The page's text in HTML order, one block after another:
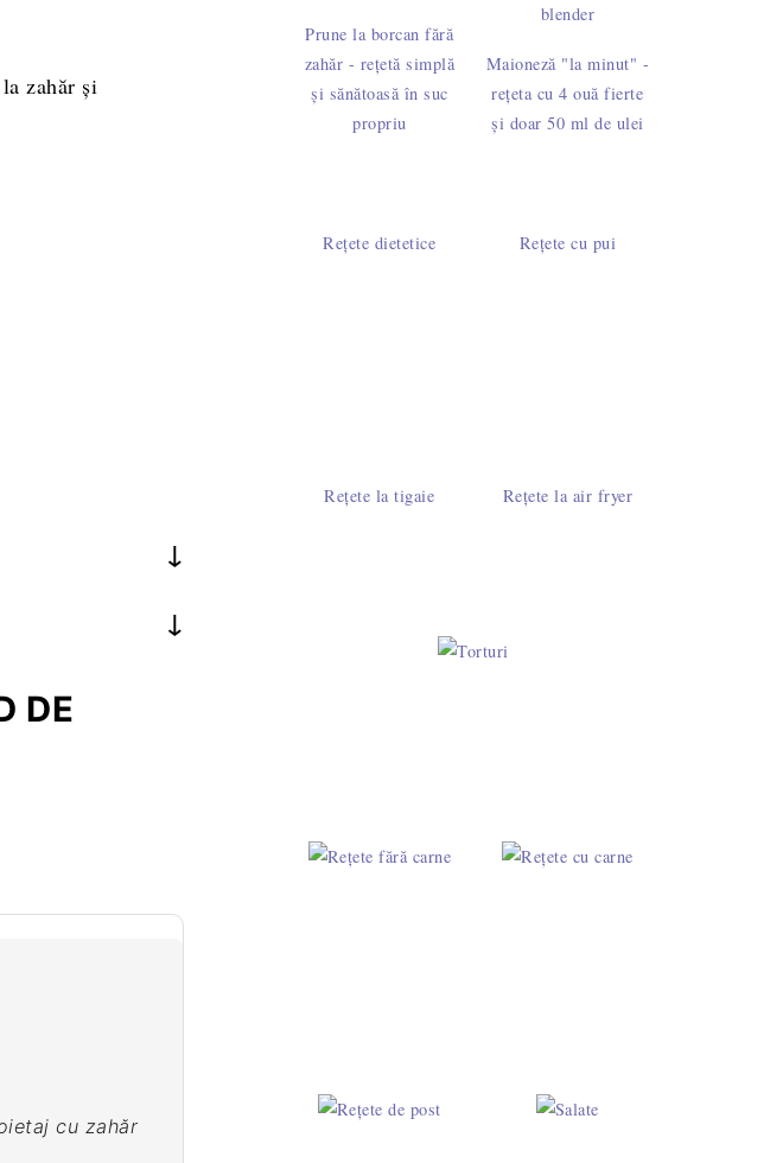
zahăr și
DE
cu zahăr
Prune la borcan fără
zahăr - rețetă simplă
și sănătoasă în suc
propriu
Maioneză "la minut" -
rețeta cu 4 ouă fierte
și doar 50 ml de ulei
Rețete dietetice Rețete cu pui
Rețete la tigaie Rețete la air fryer